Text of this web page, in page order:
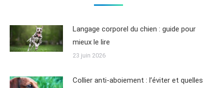
Langage corporel du chien : guide pour
mieux le lire
23 juin 2026
Collier anti-aboiement : l’éviter et quelles